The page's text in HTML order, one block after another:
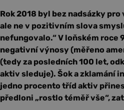
Rok 2018 byl bez nadsázky
ale ne v pozitivním slova
nefungovalo.“ V loňském
negativní výnosy (měřeno
(tedy za posledních 100 let,
aktiv sleduje). Šok a zklamání
jedno procento tříd aktiv
předloni „rostlo téměř vše“,